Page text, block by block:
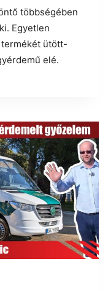
többségében
Egyetlen
ütött-
elé.